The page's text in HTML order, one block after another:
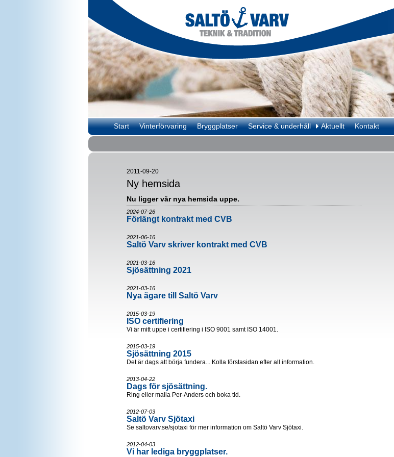
Start Vinterförvaring Bryggplatser Service & underhåll Aktuellt Kontakt
2011-09-20
Ny hemsida
Nu ligger vår nya hemsida uppe.
2024-07-26
Förlängt kontrakt med CVB
2021-06-16
Saltö Varv skriver kontrakt med CVB
2021-03-16
Sjösättning 2021
2021-03-16
Nya ägare till Saltö Varv
2015-03-19
ISO certifiering
Vi är mitt uppe i certifiering i ISO 9001 samt ISO 14001.
2015-03-19
Sjösättning 2015
Det är dags att börja fundera... Kolla förstasidan efter all information.
2013-04-22
Dags för sjösättning.
Ring eller maila Per-Anders och boka tid.
2012-07-03
Saltö Varv Sjötaxi
Se saltovarv.se/sjotaxi för mer information om Saltö Varv Sjötaxi.
2012-04-03
Vi har lediga bryggplatser.